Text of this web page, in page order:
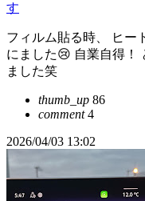
す
フィルム貼る時、 ヒー
にました😢 自業自得！
ました笑
thumb_up 86
comment4
2026/04/03 13:02